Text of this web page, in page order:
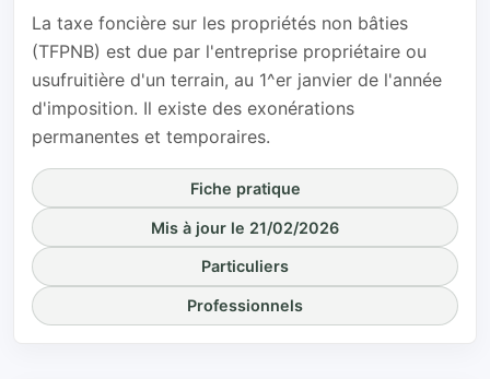
La taxe foncière sur les propriétés non bâties
(TFPNB) est due par l'entreprise propriétaire ou
usufruitière d'un terrain, au 1^er janvier de l'année
d'imposition. Il existe des exonérations
permanentes et temporaires.
Fiche pratique
Mis à jour le 21/02/2026
Particuliers
Professionnels